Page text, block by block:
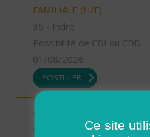
FAMILIALE (H/F)
36 - Indre
Possibilité de CDI ou CDD
01/08/2026
POSTULER
AIDE SOIGNANT (H/F)
06 - Alpes-Maritimes
Ce site